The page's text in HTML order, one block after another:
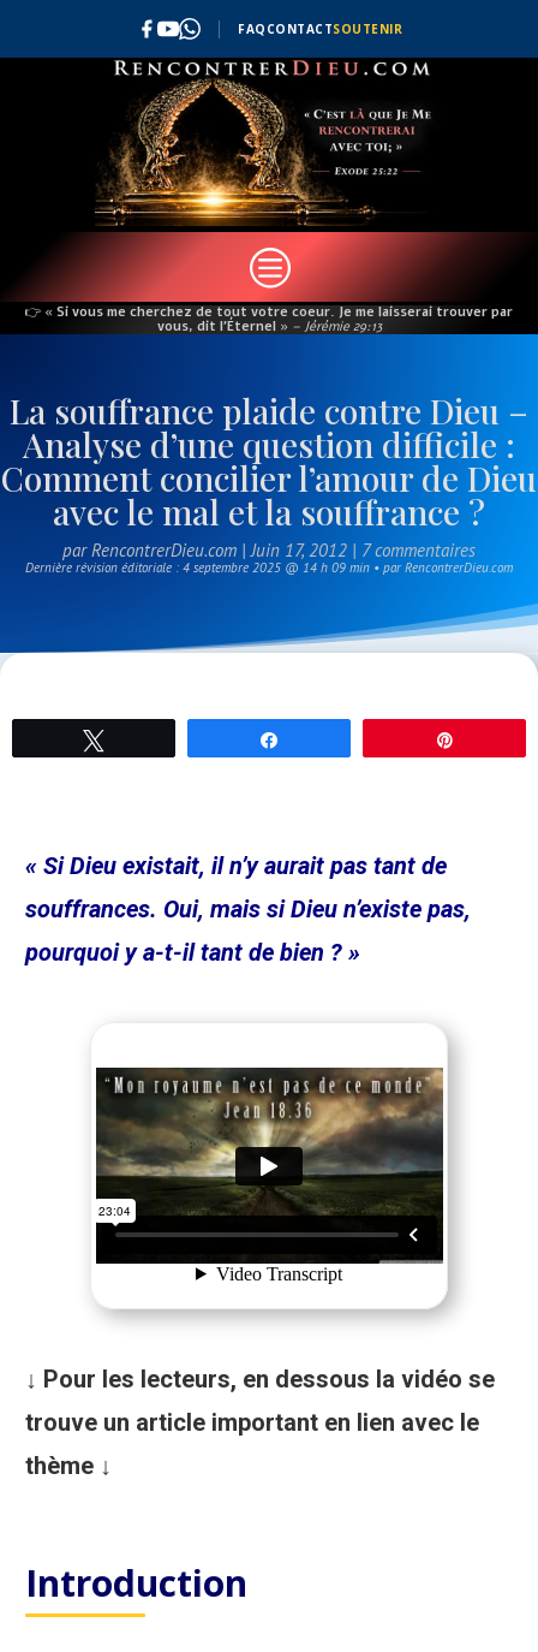
FAQ CONTACTSOUTENIR
c
👉 « Si vous me cherchez de tout votre coeur. Je me laisserai trouver par
vous, dit l’Éternel » – Jérémie 29:13
La souffrance plaide contre Dieu –
Analyse d’une question difficile :
Comment concilier l’amour de Dieu
avec le mal et la souffrance ?
parRencontrerDieu.com |Juin 17, 2012 | 7 commentaires
Dernière révision éditoriale : 4 septembre 2025 @ 14 h 09 min • par RencontrerDieu.com
« Si Dieu existait, il n’y aurait pas tant de
souffrances. Oui, mais si Dieu n’existe pas,
pourquoi y a-t-il tant de bien ? »
↓ Pour les lecteurs, en dessous la vidéo se
trouve un article important en lien avec le
thème ↓
Introduction